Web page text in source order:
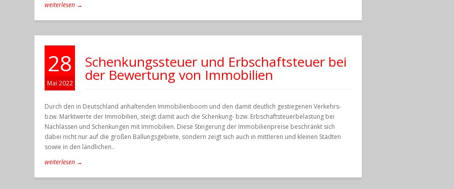
weiterlesen →
28
Mai 2022
Schenkungssteuer und Erbschaftsteuer bei
der Bewertung von Immobilien
Durch den in Deutschland anhaltenden Immobilienboom und den damit deutlich gestiegenen Verkehrs-
bzw. Marktwerte der Immobilien, steigt damit auch die Schenkung- bzw. Erbschaftsteuerbelastung bei
Nachlässen und Schenkungen mit Immobilien. Diese Steigerung der Immobilienpreise beschränkt sich
dabei nicht nur auf die großen Ballungsgebiete, sondern zeigt sich auch in mittleren und kleinen Städten
sowie in den ländlichen..
weiterlesen →